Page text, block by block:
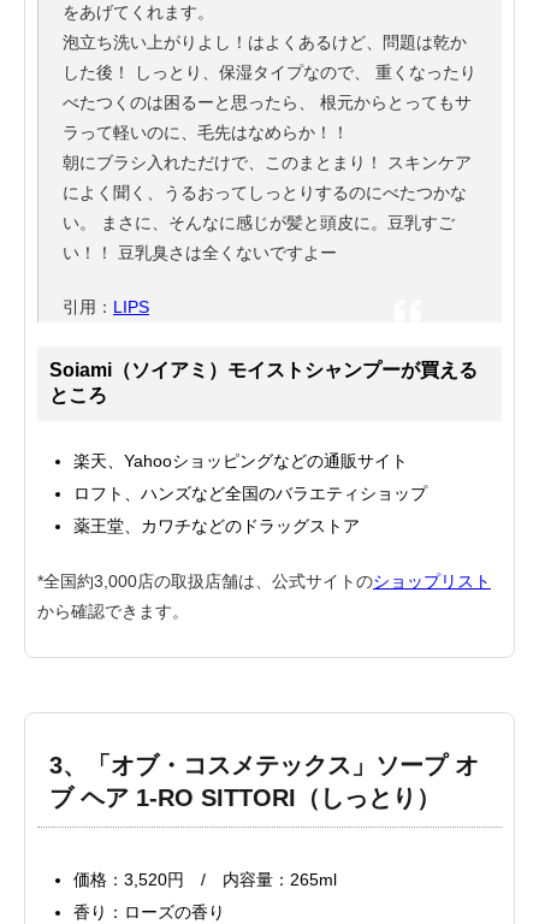
をあげてくれます。
泡立ち洗い上がりよし！はよくあるけど、問題は乾か
した後！ しっとり、保湿タイプなので、 重くなったり
べたつくのは困るーと思ったら、 根元からとってもサ
ラって軽いのに、毛先はなめらか！！
朝にブラシ入れただけで、このまとまり！ スキンケア
によく聞く、うるおってしっとりするのにべたつかな
い。 まさに、そんなに感じが髪と頭皮に。豆乳すご
い！！ 豆乳臭さは全くないですよー
引用： LIPS
Soiami（ソイアミ）モイストシャンプーが買える
ところ
楽天、Yahooショッピングなどの通販サイト
ロフト、ハンズなど全国のバラエティショップ
薬王堂、カワチなどのドラッグストア
*全国約3,000店の取扱店舗は、公式サイトのショップリスト
から確認できます。
3、「オブ・コスメテックス」 ソープ オ
ブ ヘア 1-RO SITTORI（しっとり）
価格：3,520円 / 内容量：265ml
香り：ローズの香り